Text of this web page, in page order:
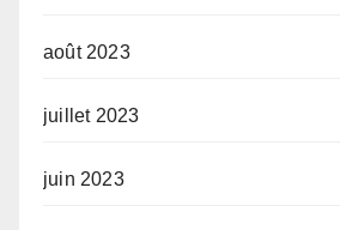
août 2023
juillet 2023
juin 2023